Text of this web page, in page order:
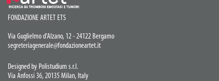
FONDAZIONE ARTET ETS
Via Guglielmo d'Alzano, 12 - 24122 Bergamo
segreteriagenerale@fondazioneartet.it
Designed by Polistudium s.r.l.
Via Anfossi 36, 20135 Milan, Italy